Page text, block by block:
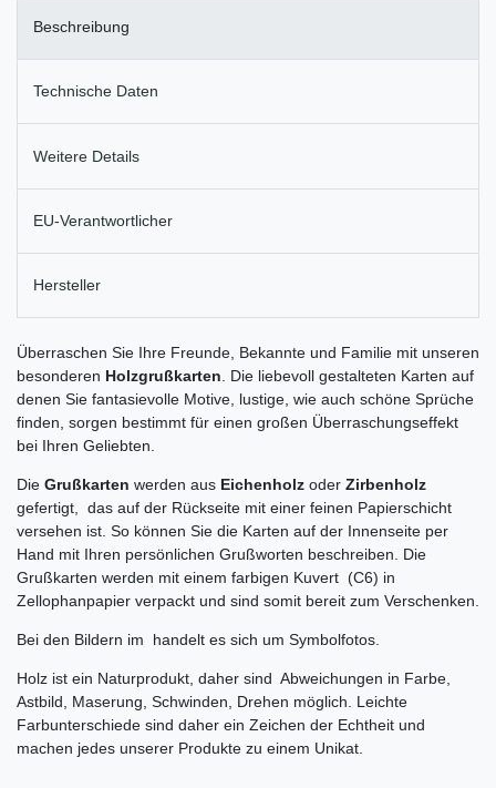
Beschreibung
Technische Daten
Weitere Details
EU-Verantwortlicher
Hersteller
Überraschen Sie Ihre Freunde, Bekannte und Familie mit unseren
besonderen Holzgrußkarten. Die liebevoll gestalteten Karten auf
denen Sie fantasievolle Motive, lustige, wie auch schöne Sprüche
finden, sorgen bestimmt für einen großen Überraschungseffekt
bei Ihren Geliebten.
Die Grußkarten werden aus Eichenholz oder Zirbenholz
gefertigt, das auf der Rückseite mit einer feinen Papierschicht
versehen ist. So können Sie die Karten auf der Innenseite per
Hand mit Ihren persönlichen Grußworten beschreiben. Die
Grußkarten werden mit einem farbigen Kuvert (C6) in
Zellophanpapier verpackt und sind somit bereit zum Verschenken.
Bei den Bildern im handelt es sich um Symbolfotos.
Holz ist ein Naturprodukt, daher sind Abweichungen in Farbe,
Astbild, Maserung, Schwinden, Drehen möglich. Leichte
Farbunterschiede sind daher ein Zeichen der Echtheit und
machen jedes unserer Produkte zu einem Unikat.